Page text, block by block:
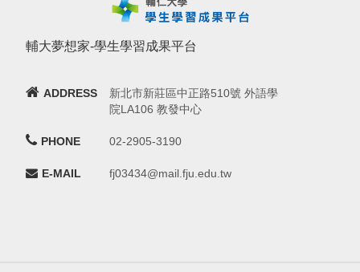
輔大夢想家-學生學習成果平台
ADDRESS
新北市新莊區中正路510號 外語學
院LA106 教發中心
PHONE 02-2905-3190
E-MAIL fj03434@mail.fju.edu.tw